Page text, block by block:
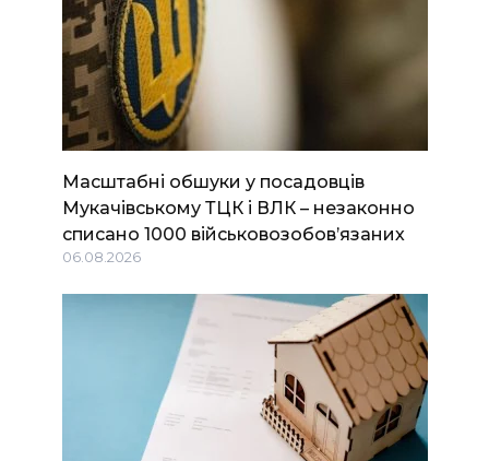
Масштабні обшуки у посадовців
Мукачівському ТЦК і ВЛК – незаконно
списано 1000 військовозобов’язаних
06.08.2026